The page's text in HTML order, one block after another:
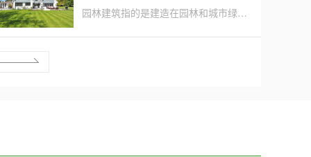
园林建筑指的是建造在园林和城市绿化地段内供人们游憩或观赏用的建筑物，常见的有亭、···